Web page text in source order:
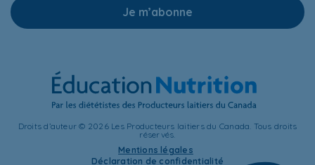
Je m’abonne
Droits d’auteur © 2026 Les Producteurs laitiers du Canada. Tous droits
réservés.
Mentions légales
Déclaration de confidentialité